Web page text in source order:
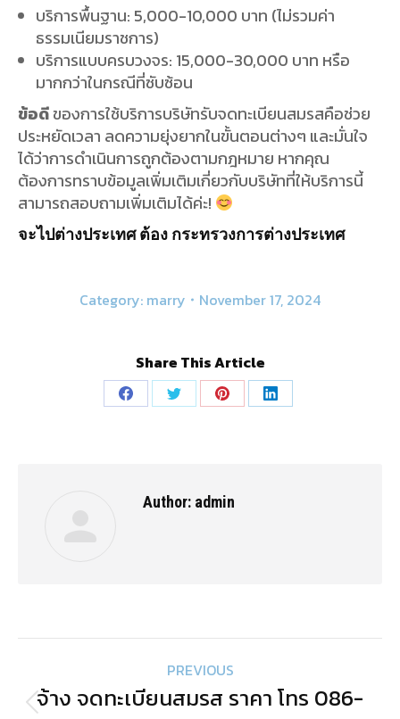
จะไปต่างประเทศ ต้องกระทรวงการต่างประเทศ
Category:marry
Share This Article
Share
on
Facebook
Share
on
Twitter
Share
on
Pinterest
Share
LinkedIn
navigationPrevious
post:
520-8970